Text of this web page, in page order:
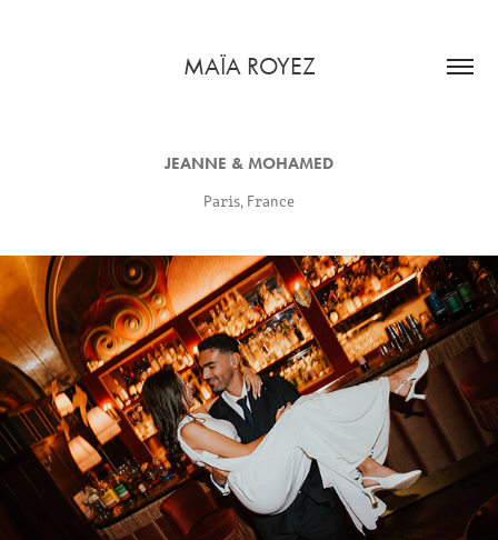
MAÏA ROYEZ
JEANNE & MOHAMED
Paris, France